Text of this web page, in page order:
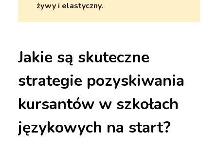
żywy i elastyczny.
Jakie są skuteczne
strategie pozyskiwania
kursantów w szkołach
językowych na start?